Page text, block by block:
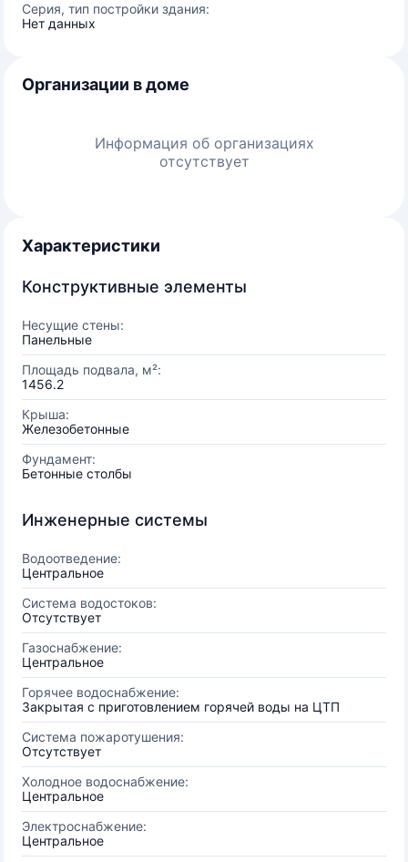
Серия, тип постройки здания:
Нет данных
Организации в доме
Информация об организациях
отсутствует
Характеристики
Конструктивные элементы
Несущие стены:
Панельные
Площадь подвала, м²:
1456.2
Крыша:
Железобетонные
Фундамент:
Бетонные столбы
Инженерные системы
Водоотведение:
Центральное
Система водостоков:
Отсутствует
Газоснабжение:
Центральное
Горячее водоснабжение:
Закрытая с приготовлением горячей воды на ЦТП
Система пожаротушения:
Отсутствует
Холодное водоснабжение:
Центральное
Электроснабжение:
Центральное